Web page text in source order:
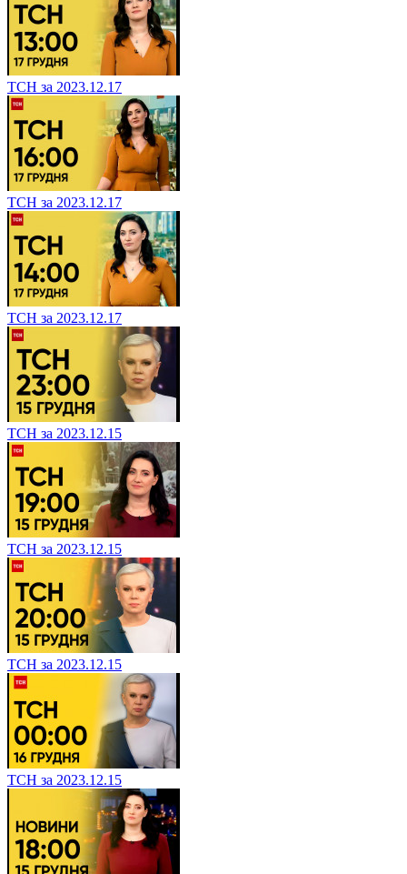
ТСН за 2023.12.17
ТСН за 2023.12.17
ТСН за 2023.12.17
ТСН за 2023.12.15
ТСН за 2023.12.15
ТСН за 2023.12.15
ТСН за 2023.12.15